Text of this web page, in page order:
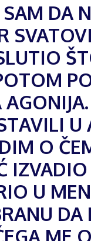
DA
U
O
U
DA
ME